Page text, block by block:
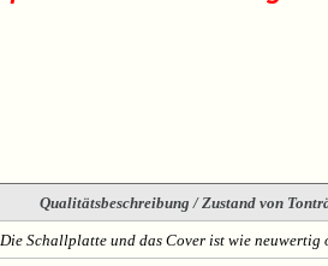
Qualitätsbeschreibung / Zustand von
Die Schallplatte und das Cover ist wie